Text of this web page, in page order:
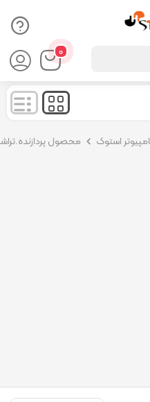
۰
Products
search
استوک محصول